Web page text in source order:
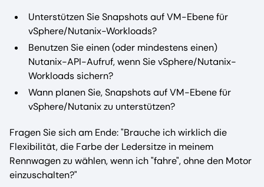
Unterstützen Sie Snapshots auf VM-Ebene für
vSphere/Nutanix-Workloads?
Benutzen Sie einen (oder mindestens einen)
Nutanix-API-Aufruf, wenn Sie vSphere/Nutanix-
Workloads sichern?
Wann planen Sie, Snapshots auf VM-Ebene für
vSphere/Nutanix zu unterstützen?
Fragen Sie sich am Ende: "Brauche ich wirklich die
Flexibilität, die Farbe der Ledersitze in meinem
Rennwagen zu wählen, wenn ich "fahre", ohne den Motor
einzuschalten?"